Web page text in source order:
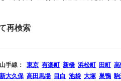
再検索
山手線： 東京 有楽町 新橋 浜松町 田町 高
新大久保 高田馬場 目白 池袋 大塚 巣鴨